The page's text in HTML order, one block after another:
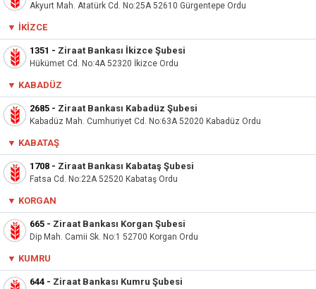
Akyurt Mah. Atatürk Cd. No:25A 52610 Gürgentepe Ordu
▼ İKIZCE
1351 - Ziraat Bankası İkizce Şubesi
Hükümet Cd. No:4A 52320 İkizce Ordu
▼ KABADÜZ
2685 - Ziraat Bankası Kabadüz Şubesi
Kabadüz Mah. Cumhuriyet Cd. No:63A 52020 Kabadüz Ordu
▼ KABATAŞ
1708 - Ziraat Bankası Kabataş Şubesi
Fatsa Cd. No:22A 52520 Kabataş Ordu
▼ KORGAN
665 - Ziraat Bankası Korgan Şubesi
Dip Mah. Camii Sk. No:1 52700 Korgan Ordu
▼ KUMRU
644 - Ziraat Bankası Kumru Şubesi